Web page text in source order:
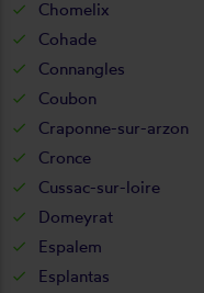
Chomelix
Cohade
Connangles
Coubon
Craponne-sur-arzon
Cronce
Cussac-sur-loire
Domeyrat
Espalem
Esplantas